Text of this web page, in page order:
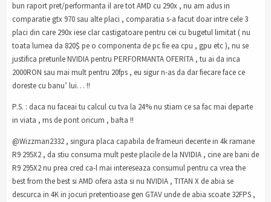
bun raport pret/performanta il are tot AMD cu 290x , nu am adus in
comparatie gtx 970 sau alte placi , comparatia s-a facut doar intre cele 3
placi din care 290x iese clar castigatoare pentru cei cu bugetul limitat ( nu
toata lumea da 820$ pe o componenta de pc fie ea cpu , gpu etc ), nu se
justifica preturile NVIDIA pentru PERFORMANTA OFERITA , tu ai da inca
2000RON sau mai mult pentru 20fps , eu sigur n-as da dar fiecare face ce
doreste cu banu’ lui… !!
P.S. : daca nu faceai tu calcul cu tva la 24% nu stiam ce sa fac mai departe
in viata , ms de pont oricum , bafta !!
@Wizzman2332 , singura placa capabila de frameuri decente in 4k ramane
R9 295X2 , da stiu consuma mult peste placile de la NVIDIA , cine are bani de
R9 295X2 nu prea cred ca-l mai intereseaza consumul pentru ca vrea the
best from the best si AMD ofera asta si nu NVIDIA , TITAN X de abia se
descurca in 4K in jocuri pretentioase gen GTAV unde de abia scoate 32FPS ,